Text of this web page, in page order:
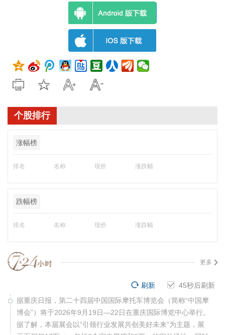
个股排行
涨幅榜
排名 名称 现价 涨跌幅
跌幅榜
排名 名称 现价 涨跌幅
更多
44秒后刷新
刷新
据重庆日报，第二十四届中国国际摩托车博览会（简称“中国摩
博会”）将于2026年9月19日—22日在重庆国际博览中心举行。
据了解，本届展会以“引领行业发展共创美好未来”为主题，展